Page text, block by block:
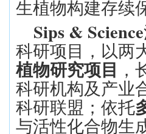
生植物构建存续
Sips & Science
科研项目，以两
植物研究项目
，
科研机构及产业
科研联盟；依托
与活性化合物生